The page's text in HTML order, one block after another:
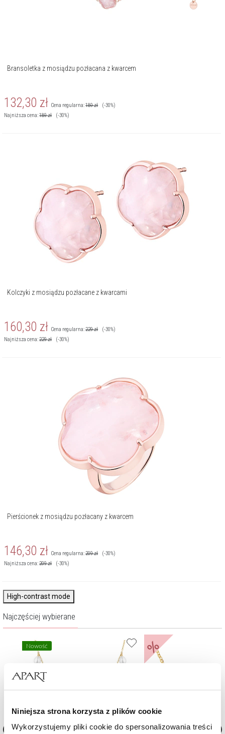
Niniejsza strona korzysta z plików cookie
Wykorzystujemy pliki cookie do spersonalizowania treści
Bransoletka z mosiądzu pozłacana z kwarcem
132,30 zł Cena regularna:189zł
(-30%)
Najniższa cena:189zł (-30%)
Kolczyki z mosiądzu pozłacane z kwarcami
160,30 zł Cena regularna:229zł
(-30%)
Najniższa cena:229zł (-30%)
Pierścionek z mosiądzu pozłacany z kwarcem
146,30 zł Cena regularna:209zł
(-30%)
Najniższa cena:209zł (-30%)
High-contrast mode
Najczęściej wybierane
Nowość %